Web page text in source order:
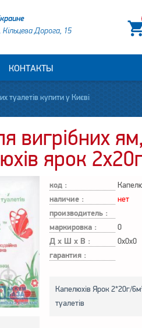
Кільцева Дорога, 15
КОНТАКТЫ
туалетів купити у Києві
вигрібних
ярок
код :
наличие : нет
производитель :
маркировка :
0
Д х Ш х В : 0x0x0
гарантия :
Капелюхів Ярок 2*20г/
туалетів